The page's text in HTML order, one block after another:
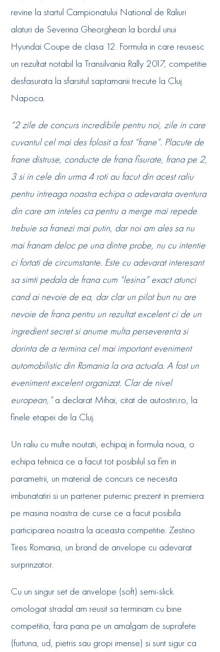
revine la startul Campionatului National de Raliuri
alaturi de Severina Gheorghean la bordul unui
Hyundai Coupe de clasa 12. Formula in care reusesc
un rezultat notabil la Transilvania Rally 2017, competitie
desfasurata la sfarsitul saptamanii trecute la Cluj
Napoca.
“2 zile de concurs incredibile pentru noi, zile in care
cuvantul cel mai des folosit a fost “frane”. Placute de
frane distruse, conducte de frana fisurate, frana pe 2,
3 si in cele din urma 4 roti au facut din acest raliu
pentru intreaga noastra echipa o adevarata aventura
din care am inteles ca pentru a merge mai repede
trebuie sa franezi mai putin, dar noi am ales sa nu
mai franam deloc pe una dintre probe, nu cu intentie
ci fortati de circumstante. Este cu adevarat interesant
sa simti pedala de frana cum “lesina” exact atunci
cand ai nevoie de ea, dar clar un pilot bun nu are
nevoie de frana pentru un rezultat excelent ci de un
ingredient secret si anume multa perseverenta si
dorinta de a termina cel mai important eveniment
automobilistic din Romania la ora actuala. A fost un
eveniment excelent organizat. Clar de nivel
european,”a declarat Mihai, citat de autostiri.ro, la
finele etapei de la Cluj.
Un raliu cu multe noutati, echipaj in formula noua, o
echipa tehnica ce a facut tot posibilul sa fim in
parametrii, un material de concurs ce necesita
imbunatatiri si un partener puternic prezent in premiera
pe masina noastra de curse ce a facut posibila
participarea noastra la aceasta competitie. Zestino
Tires Romania, un brand de anvelope cu adevarat
surprinzator.
Cu un singur set de anvelope (soft) semi-slick
omologat stradal am reusit sa terminam cu bine
competitia, fara pana pe un amalgam de suprafete
(furtuna, ud, pietris sau gropi imense) si sunt sigur ca